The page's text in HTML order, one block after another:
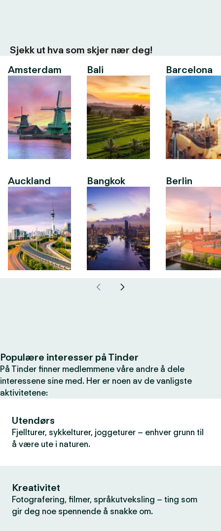
Sjekk ut hva som skjer nær deg!
Amsterdam
Auckland
Bali
Bangkok
Barcelona
Berlin
Populære interesser på Tinder
På Tinder finner medlemmene våre andre å dele
interessene sine med. Her er noen av de vanligste
aktivitetene:
Utendørs
Fjellturer, sykkelturer, joggeturer – enhver grunn til
å være ute i naturen.
Kreativitet
Fotografering, filmer, språkutveksling – ting som
gir deg noe spennende å snakke om.